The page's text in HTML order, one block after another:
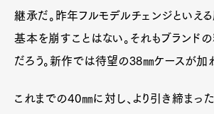
継承だ。昨年フルモデルチェンジといえる
基本を崩すことはない。それもブランド
だろう。新作では待望の38㎜ケースが加
これまでの40㎜に対し、より引き締まっ